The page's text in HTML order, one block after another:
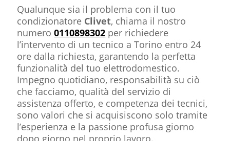
Qualunque sia il problema con il tuo
condizionatore Clivet, chiama il nostro
numero0110898302 per richiedere
l’intervento di un tecnico a Torino entro 24
ore dalla richiesta, garantendo la perfetta
funzionalità̀ del tuo elettrodomestico.
Impegno quotidiano, responsabilità̀ su ciò̀
che facciamo, qualità̀ del servizio di
assistenza offerto, e competenza dei tecnici,
sono valori che si acquisiscono solo tramite
l’esperienza e la passione profusa giorno